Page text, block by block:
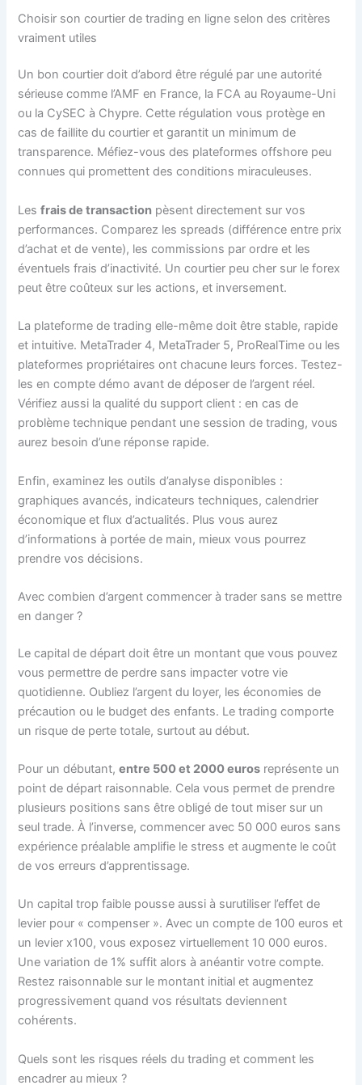
Choisir son courtier de trading en ligne selon des critères
vraiment utiles
Un bon courtier doit d’abord être régulé par une autorité
sérieuse comme l’AMF en France, la FCA au Royaume-Uni
ou la CySEC à Chypre. Cette régulation vous protège en
cas de faillite du courtier et garantit un minimum de
transparence. Méfiez-vous des plateformes offshore peu
connues qui promettent des conditions miraculeuses.
Lesfrais de transaction pèsent directement sur vos
performances. Comparez les spreads (différence entre prix
d’achat et de vente), les commissions par ordre et les
éventuels frais d’inactivité. Un courtier peu cher sur le forex
peut être coûteux sur les actions, et inversement.
La plateforme de trading elle-même doit être stable, rapide
et intuitive. MetaTrader 4, MetaTrader 5, ProRealTime ou les
plateformes propriétaires ont chacune leurs forces. Testez-
les en compte démo avant de déposer de l’argent réel.
Vérifiez aussi la qualité du support client : en cas de
problème technique pendant une session de trading, vous
aurez besoin d’une réponse rapide.
Enfin, examinez les outils d’analyse disponibles :
graphiques avancés, indicateurs techniques, calendrier
économique et flux d’actualités. Plus vous aurez
d’informations à portée de main, mieux vous pourrez
prendre vos décisions.
Avec combien d’argent commencer à trader sans se mettre
en danger ?
Le capital de départ doit être un montant que vous pouvez
vous permettre de perdre sans impacter votre vie
quotidienne. Oubliez l’argent du loyer, les économies de
précaution ou le budget des enfants. Le trading comporte
un risque de perte totale, surtout au début.
Pour un débutant,entre 500 et 2000 euros représente un
point de départ raisonnable. Cela vous permet de prendre
plusieurs positions sans être obligé de tout miser sur un
seul trade. À l’inverse, commencer avec 50 000 euros sans
expérience préalable amplifie le stress et augmente le coût
de vos erreurs d’apprentissage.
Un capital trop faible pousse aussi à surutiliser l’effet de
levier pour « compenser ». Avec un compte de 100 euros et
un levier x100, vous exposez virtuellement 10 000 euros.
Une variation de 1% suffit alors à anéantir votre compte.
Restez raisonnable sur le montant initial et augmentez
progressivement quand vos résultats deviennent
cohérents.
Quels sont les risques réels du trading et comment les
encadrer au mieux ?